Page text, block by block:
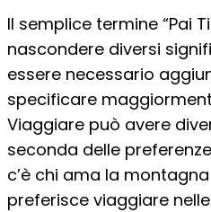
Il semplice termine “Pai
nascondere diversi
essere necessario
specificare
Viaggiare può avere
seconda delle
c’è chi ama la
preferisce viaggiare